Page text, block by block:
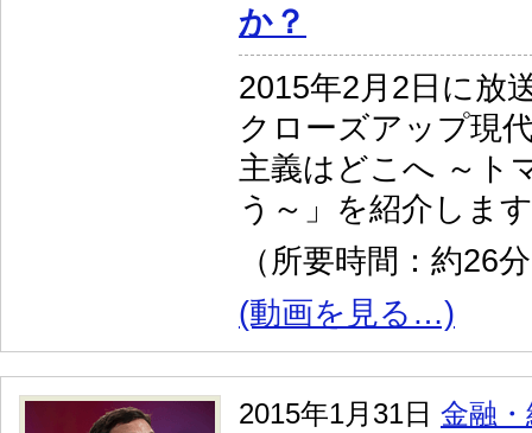
か？
2015年2月2日に放
クローズアップ現
主義はどこへ ～ト
う～」を紹介しま
（所要時間：約26
(動画を見る…)
2015年1月31日 金融